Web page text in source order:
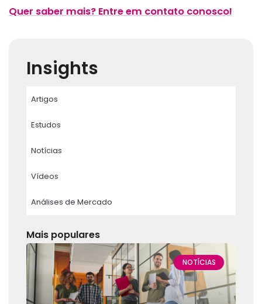
Quer saber mais? Entre em contato conosco!
Insights
Artigos
Estudos
Notícias
Vídeos
Análises de Mercado
Mais populares
NOTÍCIAS